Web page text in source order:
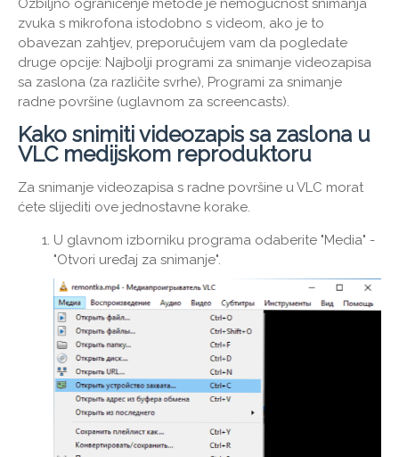
Ozbiljno ograničenje metode je nemogućnost snimanja
zvuka s mikrofona istodobno s videom, ako je to
obavezan zahtjev, preporučujem vam da pogledate
druge opcije: Najbolji programi za snimanje videozapisa
sa zaslona (za različite svrhe), Programi za snimanje
radne površine (uglavnom za screencasts).
Kako snimiti videozapis sa zaslona u
VLC medijskom reproduktoru
Za snimanje videozapisa s radne površine u VLC morat
ćete slijediti ove jednostavne korake.
U glavnom izborniku programa odaberite "Media" -
"Otvori uređaj za snimanje".